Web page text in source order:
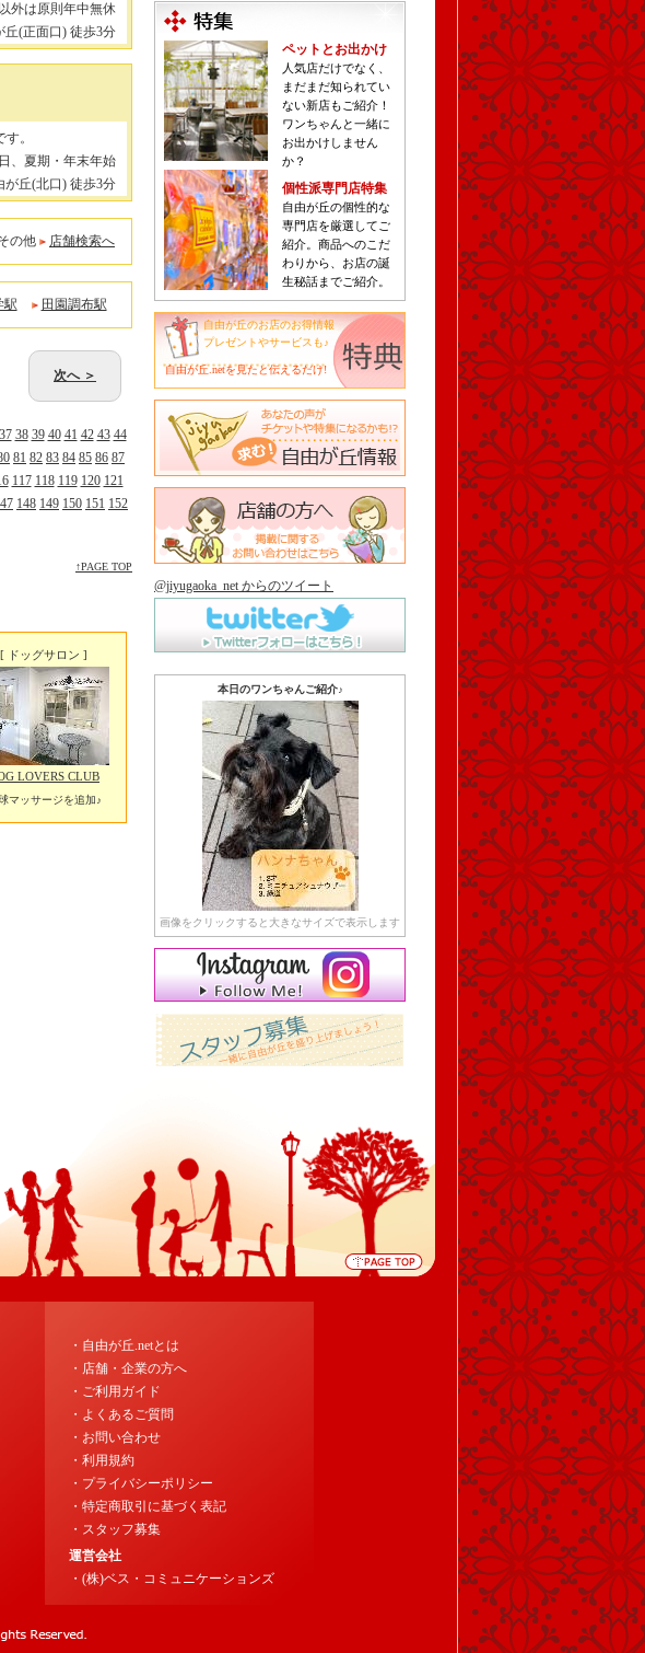
外は原則年中無休
(正面口) 徒歩3分
。
、夏期・年末年始
丘(北口) 徒歩3分
の他 店舗検索へ
駅 田園調布駅
次へ ＞
37 38 39 40 41 42 43 44
81 82 83 84 85 86 87
117 118 119 120 121
148 149 150 151 152
↑PAGE TOP
[ ドッグサロン ]
LOVERS CLUB
マッサージを追加♪
ペットとお出かけ
人気店だけでなく、
まだまだ知られてい
ない新店もご紹介！
ワンちゃんと一緒に
お出かけしません
か？
個性派専門店特集
自由が丘の個性的な
専門店を厳選してご
紹介。商品へのこだ
わりから、お店の誕
生秘話までご紹介。
自由が丘のお店のお得情報
プレゼントやサービスも♪
自由が丘.netを見たと伝えるだけ!
@jiyugaoka_net からのツイート
本日のワンちゃんご紹介♪
画像をクリックすると大きなサイズで表示します
・自由が丘.netとは
・店舗・企業の方へ
・ご利用ガイド
・よくあるご質問
・お問い合わせ
・利用規約
・プライバシーポリシー
・特定商取引に基づく表記
・スタッフ募集
運営会社
・(株)ベス・コミュニケーションズ